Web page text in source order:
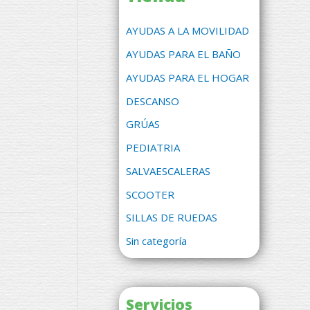
AYUDAS A LA MOVILIDAD
AYUDAS PARA EL BAÑO
AYUDAS PARA EL HOGAR
DESCANSO
GRÚAS
PEDIATRIA
SALVAESCALERAS
SCOOTER
SILLAS DE RUEDAS
Sin categoría
Servicios